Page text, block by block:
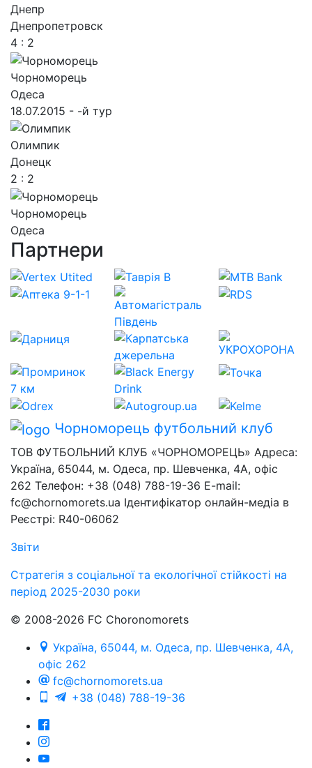
Днепр
Днепропетровск
4 : 2
Чорноморець
Одеса
18.07.2015 - -й тур
Олимпик
Донецк
2 : 2
Чорноморець
Одеса
Партнери
Чорноморець футбольний клуб
ТОВ ФУТБОЛЬНИЙ КЛУБ «ЧОРНОМОРЕЦЬ» Адреса:
Україна, 65044, м. Одеса, пр. Шевченка, 4А, офіс
262 Телефон: +38 (048) 788-19-36 E-mail:
fc@chornomorets.ua Ідентифікатор онлайн-медіа в
Реєстрі: R40-06062
Звіти
Стратегія з соціальної та екологічної стійкості на
період 2025-2030 роки
© 2008-2026 FC Choronomorets
Україна, 65044, м. Одеса, пр. Шевченка, 4А,
офіс 262
fc@chornomorets.ua
+38 (048) 788-19-36